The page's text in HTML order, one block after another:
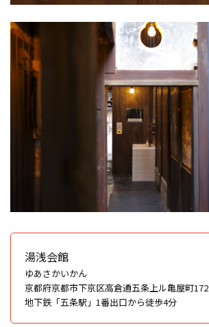
湯浅会館
ゆあさかいかん
京都府京都市下京区高倉通五条上ル亀屋町172
地下鉄「五条駅」1番出口から徒歩4分